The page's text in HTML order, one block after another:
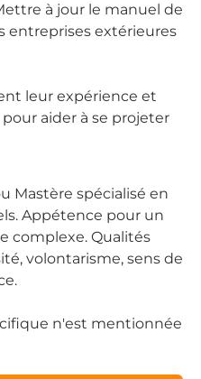
à jour le manuel de
entreprises extérieures
leur expérience et
aider à se projeter
Mastère spécialisé en
Appétence pour un
complexe. Qualités
volontarisme, sens de
n'est mentionnée